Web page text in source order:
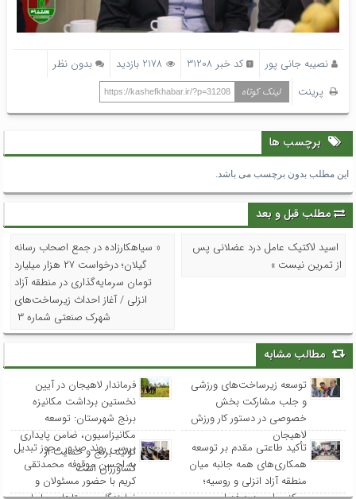
نصیبه جانی پور کد خبر 31208 2178 بازدید
بدون نظر
پرینت
لینک کوتاه https://kashefkhabar.ir/?p=31208
برچسب ها
این مطلب بدون برچسب می باشد.
مطلب قبل و بعد
اسید لاکتیک عامل درد عضلانی پس
از تمرین نیست »
« سیاهکارزاده در جمع اصحاب رسانه
گیلان؛ درخواست ۲۷ هزار میلیارد
تومان سرمایه‌گذاری در منطقه آزاد
انزلی / آغاز احداث زیرساخت‌های
شهرک صنعتی شماره ۳
مطالب مشابه
توسعه زیرساخت‌های ورزشی
و جلب مشارکت بخش
خصوصی در دستور کار ورزش
لاهیجان
فرماندار لاهیجان در آیین
نخستین برداشت مکانیزه
برنج شهرستان: توسعه
مکانیزاسیون، ضامن پایداری
تولید برنج و حمایت از
کشاورزان است
تأکید طاعتی مقدم بر توسعه
همکاری‌های همه جانبه میان
منطقه آزاد انزلی و روسیه؛
بررسی روند صدور مجوز تبدیل
به احسن موقوفه محمدتقی
کریم با حضور مسئولان و